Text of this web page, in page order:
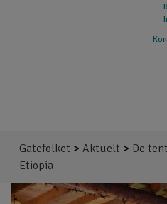
Gatefolket > Aktuelt > De
Etiopia